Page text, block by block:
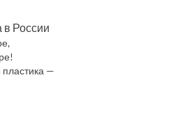
в России
пластика —